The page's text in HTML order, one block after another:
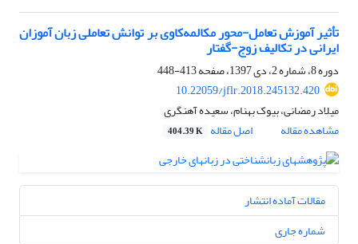
تأثیر آموزش تعامل-محور مکالمه‌کاوی بر توانش تعاملی زبان آموزان
ایرانی در تکالیف زوج-گفتار
دوره 8، شماره 2، دی 1397، صفحه
413-448
10.22059/jflr.2018.245132.420
میلاد رمضانی، بیوک بهنام، سعیده آهنگری
مشاهده مقاله
اصل مقاله 404.39 K
مقالات آماده انتشار
شماره جاری